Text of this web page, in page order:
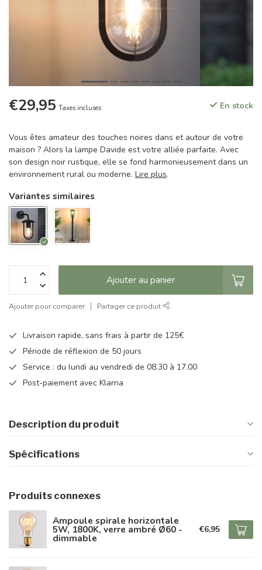
€29,95 Taxes incluses En stock
Vous êtes amateur des touches noires dans et autour de votre
maison ? Alors la lampe Davide est votre alliée parfaite. Avec
son design noir rustique, elle se fond harmonieusement dans un
environnement rural ou moderne. Lire plus.
Variantes similaires
Ajouter au panier
Ajouter pour comparer Partager ce produit
Livraison rapide, sans frais à partir de 125€
Période de réflexion de 50 jours
Service : du lundi au vendredi de 08.30 à 17.00
Post-paiement avec Klarna
Description du produit
Spécifications
Produits connexes
Ampoule spirale horizontale
5W, 1800K, verre ambré Ø60 -
dimmable
€6,95